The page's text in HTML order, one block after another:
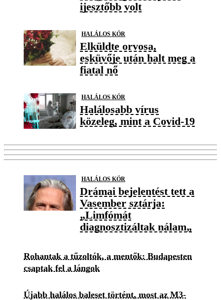
ijesztőbb volt
HALÁLOS KÓR
Elküldte orvosa,
esküvője után halt meg a
fiatal nő
HALÁLOS KÓR
Halálosabb vírus
közeleg, mint a Covid-19
HALÁLOS KÓR
Drámai bejelentést tett a
Vasember sztárja:
„Limfómát
diagnosztizáltak nálam„
Rohantak a tűzoltók, a mentők: Budapesten
csaptak fel a lángok
Újabb halálos baleset történt, most az M3-